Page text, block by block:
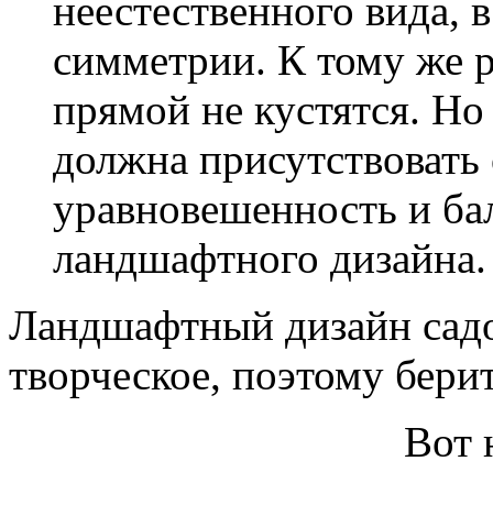
неестественного вида,
симметрии. К тому же
прямой не кустятся.
должна
уравновешенность и
ландшафтного дизайна.
Ландшафтный дизайн
творческое, поэтому
Вот